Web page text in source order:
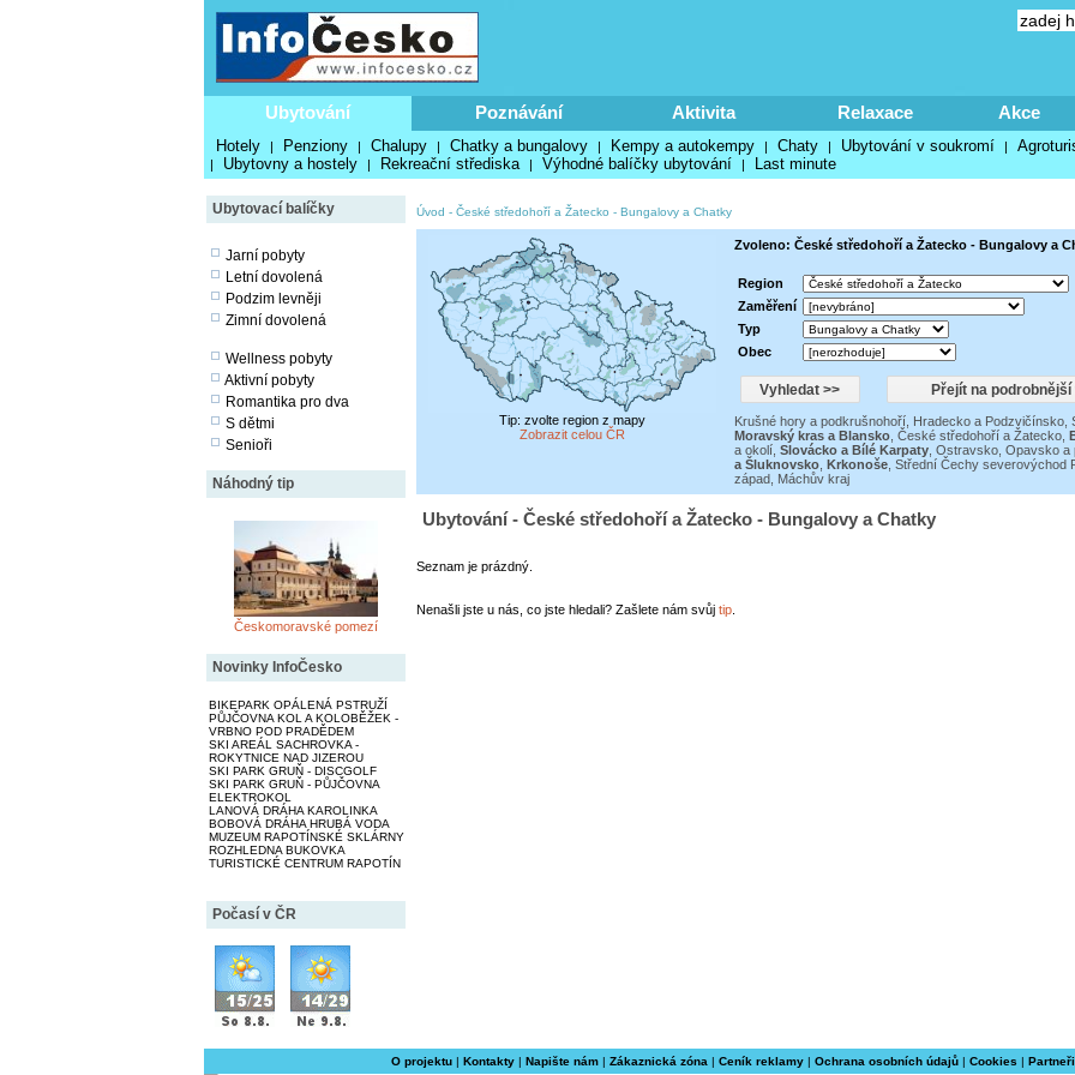
Ubytování Poznávání Aktivita Relaxace Akce
Hotely | Penziony | Chalupy | Chatky a bungalovy | Kempy a autokempy | Chaty | Ubytování v soukromí |
| Ubytovny a hostely | Rekreační střediska | Výhodné balíčky ubytování | Last minute
Ubytovací balíčky
Jarní pobyty
Letní dovolená
Podzim levněji
Zimní dovolená
Wellness pobyty
Aktivní pobyty
Romantika pro dva
S dětmi
Senioři
Náhodný tip
Českomoravské pomezí
Novinky InfoČesko
BIKEPARK OPÁLENÁ PSTRUŽÍ
PŮJČOVNA KOL A KOLOBĚŽEK -
VRBNO POD PRADĚDEM
SKI AREÁL SACHROVKA -
ROKYTNICE NAD JIZEROU
SKI PARK GRUŇ - DISCGOLF
SKI PARK GRUŇ - PŮJČOVNA
ELEKTROKOL
LANOVÁ DRÁHA KAROLINKA
BOBOVÁ DRÁHA HRUBÁ VODA
MUZEUM RAPOTÍNSKÉ SKLÁRNY
ROZHLEDNA BUKOVKA
TURISTICKÉ CENTRUM RAPOTÍN
Počasí v ČR
Úvod - České středohoří a Žatecko - Bungalovy a Chatky
Tip: zvolte region z mapy
Zobrazit celou ČR
Zvoleno: České středohoří a Žatecko - Bungalovy a
Region
Zaměření
Typ
Obec
Krušné hory a podkrušnohoří, Hradecko a Podzvičínsko,
Moravský kras a Blansko, České středohoří a Žatecko,
a okolí, Slovácko a Bílé Karpaty, Ostravsko, Opavsko a
a Šluknovsko, Krkonoše, Střední Čechy severovýchod
západ, Máchův kraj
Ubytování - České středohoří a Žatecko - Bungalovy a Chatky
Seznam je prázdný.
Nenašli jste u nás, co jste hledali? Zašlete nám svůj tip.
O projektu | Kontakty | Napište nám | Zákaznická zóna | Ceník reklamy | Ochrana osobních údajů | Cookies | Partneři